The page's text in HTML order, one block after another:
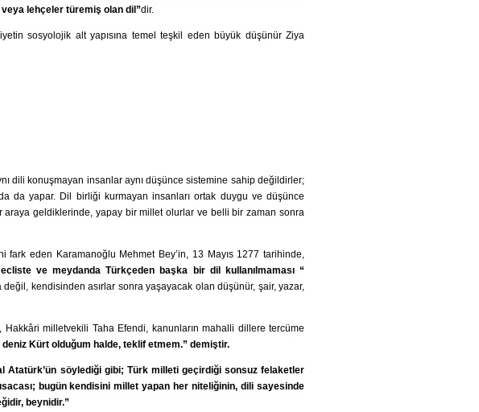
lehçeler türemiş olan dil”dir.
sosyolojik alt yapısına temel teşkil eden büyük düşünür Ziya
dili konuşmayan insanlar aynı düşünce sistemine sahip değildirler;
da yapar. Dil birliği kurmayan insanları ortak duygu ve düşünce
geldiklerinde, yapay bir millet olurlar ve belli bir zaman sonra
fark eden Karamanoğlu Mehmet Bey’in, 13 Mayıs 1277 tarihinde,
ve meydanda Türkçeden başka bir dil kullanılmaması “
kendisinden asırlar sonra yaşayacak olan düşünür, şair, yazar,
Hakkâri milletvekili Taha Efendi, kanunların mahalli dillere tercüme
deniz Kürt olduğum halde, teklif etmem.” demiştir.
Atatürk’ün söylediği gibi; Türk milleti geçirdiği sonsuz felaketler
bugün kendisini millet yapan her niteliğinin, dili sayesinde
beynidir.”